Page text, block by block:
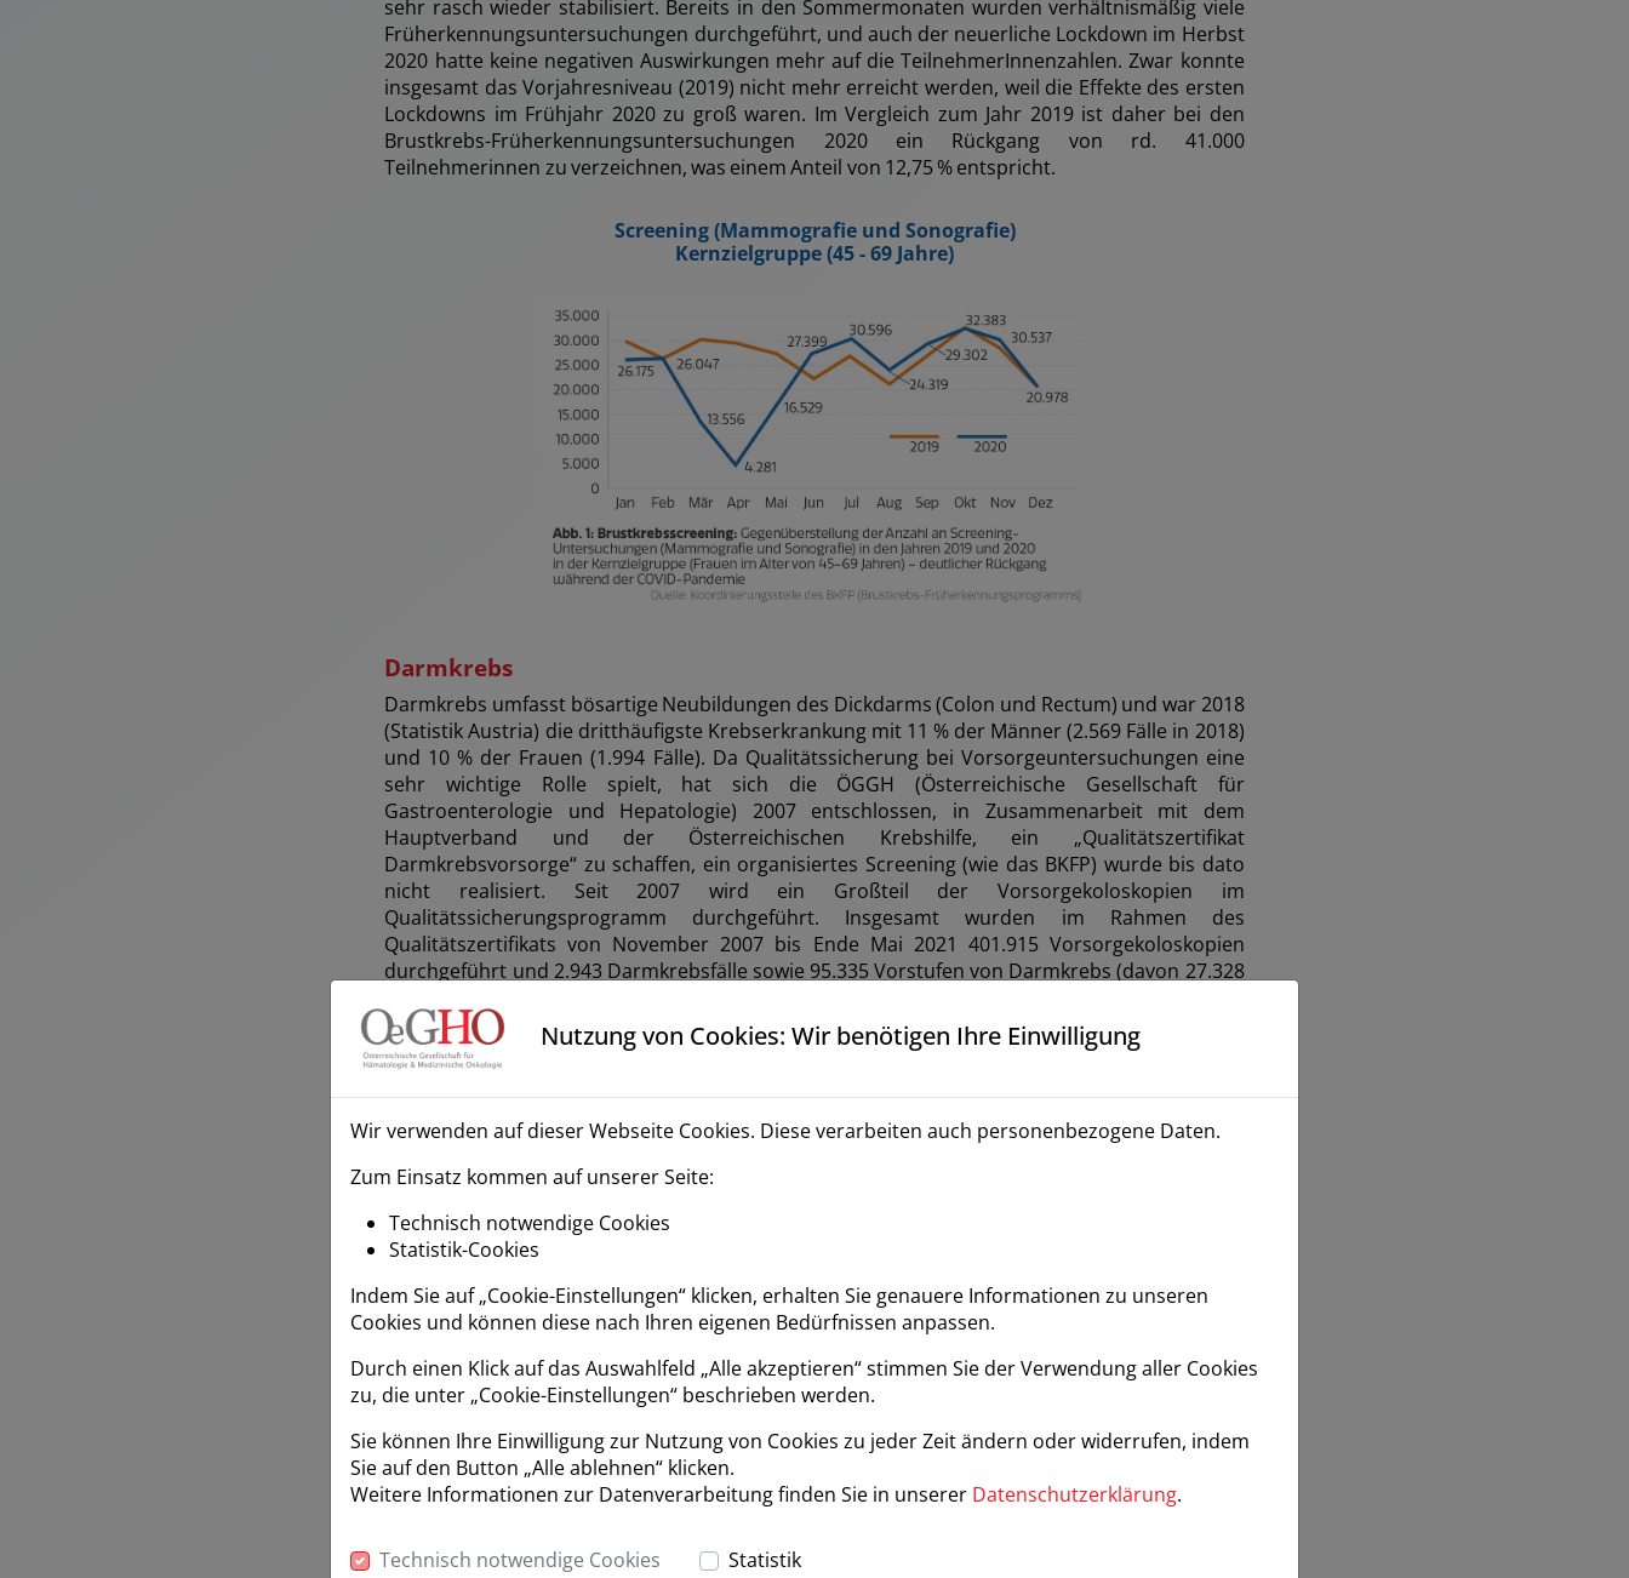
sehr rasch wieder stabilisiert. Bereits in den Sommermonaten wurden verhältnismäßig viele
Früherkennungsuntersuchungen durchgeführt, und auch der neuerliche Lockdown im Herbst
2020 hatte keine negativen Auswirkungen mehr auf die TeilnehmerInnenzahlen. Zwar konnte
insgesamt das Vorjahresniveau (2019) nicht mehr erreicht werden, weil die Effekte des ersten
Lockdowns im Frühjahr 2020 zu groß waren. Im Vergleich zum Jahr 2019 ist daher bei den
Brustkrebs-Früherkennungsuntersuchungen 2020 ein Rückgang von rd. 41.000
Teilnehmerinnen zu verzeichnen, was einem Anteil von 12,75 % entspricht.
Screening (Mammografie und Sonografie)
Kernzielgruppe (45 - 69 Jahre)
Darmkrebs
Darmkrebs umfasst bösartige Neubildungen des Dickdarms (Colon und Rectum) und war 2018
(Statistik Austria) die dritt­häufigste Krebserkrankung mit 11 % der Männer (2.569 Fälle in 2018)
und 10 % der Frauen (1.994 Fälle). Da Qualitätssicherung bei Vorsorgeuntersuchungen eine
sehr wichtige Rolle spielt, hat sich die ÖGGH (Österreichische Gesellschaft für
Gastroenterologie und Hepatologie) 2007 entschlossen, in Zusammenarbeit mit dem
Hauptverband und der Österreichischen Krebshilfe, ein „Qualitätszertifikat
Darmkrebsvorsorge“ zu schaffen, ein organisiertes Screening (wie das BKFP) wurde bis dato
nicht realisiert. Seit 2007 wird ein Großteil der Vorsorgekoloskopien im
Qualitätssicherungsprogramm durchgeführt. Insgesamt wurden im Rahmen des
Qualitätszertifikats von ­November 2007 bis Ende Mai 2021 401.915 Vorsorgekoloskopien
durchgeführt und 2.943 Darmkrebsfälle sowie 95.335 Vorstufen von Darmkrebs (davon 27.328
des „Qualitätszertifikats Darmkrebsvorsorge“ durchgeführt (= 66 % der qualitätsgesicherten
Koloskopien). 2020 kam es aufgrund der COVID-19-Pandemie zu einer drastischen Reduktion
der Vorsorge-Koloskopien um 14,82 %. Ein detaillierter Vergleich der Jahre 2019 und 2020 wird
in Abbildung 2 veranschaulicht.
Nutzung von Cookies: Wir benötigen Ihre Einwilligung
Wir verwenden auf dieser Webseite Cookies. Diese verarbeiten auch personenbezogene Daten.
Zum Einsatz kommen auf unserer Seite:
Technisch notwendige Cookies
Statistik-Cookies
Indem Sie auf „Cookie-Einstellungen“ klicken, erhalten Sie genauere Informationen zu unseren
Cookies und können diese nach Ihren eigenen Bedürfnissen anpassen.
Durch einen Klick auf das Auswahlfeld „Alle akzeptieren“ stimmen Sie der Verwendung aller Cookies
zu, die unter „Cookie-Einstellungen“ beschrieben werden.
Sie können Ihre Einwilligung zur Nutzung von Cookies zu jeder Zeit ändern oder widerrufen, indem
Sie auf den Button „Alle ablehnen“ klicken.
Weitere Informationen zur Datenverarbeitung finden Sie in unserer Datenschutzerklärung.
Technisch notwendige Cookies Statistik